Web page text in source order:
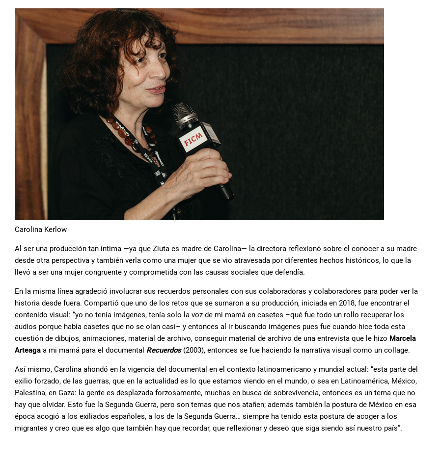
Carolina Kerlow
Al ser una producción tan íntima —ya que Ziuta es madre de Carolina— la directora reflexionó sobre el conocer a su madre
desde otra perspectiva y también verla como una mujer que se vio atravesada por diferentes hechos históricos, lo que la
llevó a ser una mujer congruente y comprometida con las causas sociales que defendía.
En la misma línea agradeció involucrar sus recuerdos personales con sus colaboradoras y colaboradores para poder ver la
historia desde fuera. Compartió que uno de los retos que se sumaron a su producción, iniciada en 2018, fue encontrar el
contenido visual: “yo no tenía imágenes, tenía solo la voz de mi mamá en casetes –qué fue todo un rollo recuperar los
audios porque había casetes que no se oían casi– y entonces al ir buscando imágenes pues fue cuando hice toda esta
cuestión de dibujos, animaciones, material de archivo, conseguir material de archivo de una entrevista que le hizo Marcela
Arteaga a mi mamá para el documental Recuerdos(2003), entonces se fue haciendo la narrativa visual como un collage.
Así mismo, Carolina ahondó en la vigencia del documental en el contexto latinoamericano y mundial actual: “esta parte del
exilio forzado, de las guerras, que en la actualidad es lo que estamos viendo en el mundo, o sea en Latinoamérica, México,
Palestina, en Gaza: la gente es desplazada forzosamente, muchas en busca de sobrevivencia, entonces es un tema que no
hay que olvidar. Esto fue la Segunda Guerra, pero son temas que nos atañen; además también la postura de México en esa
época acogió a los exiliados españoles, a los de la Segunda Guerra… siempre ha tenido esta postura de acoger a los
migrantes y creo que es algo que también hay que recordar, que reflexionar y deseo que siga siendo así nuestro país”.